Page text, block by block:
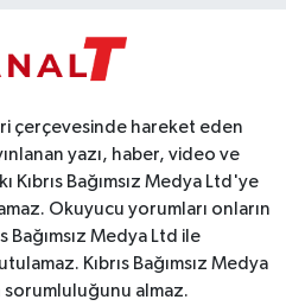
çerçevesinde hareket eden
yazı, haber, video ve
Bağımsız Medya Ltd'ye
Okuyucu yorumları onların
Bağımsız Medya Ltd ile
Kıbrıs Bağımsız Medya
sorumluluğunu almaz.